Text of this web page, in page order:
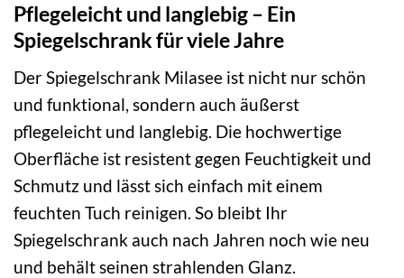
Pflegeleicht und langlebig – Ein
Spiegelschrank für viele Jahre
Der Spiegelschrank Milasee ist nicht nur schön
und funktional, sondern auch äußerst
pflegeleicht und langlebig. Die hochwertige
Oberfläche ist resistent gegen Feuchtigkeit und
Schmutz und lässt sich einfach mit einem
feuchten Tuch reinigen. So bleibt Ihr
Spiegelschrank auch nach Jahren noch wie neu
und behält seinen strahlenden Glanz.